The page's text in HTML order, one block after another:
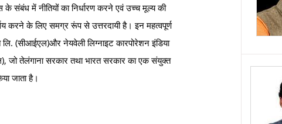
संबंध में नीतियों का निर्धारण करने एवं उच्च मूल्य की
करने के लिए समग्र रूंप से उत्तरदायी है। इन महत्वपूर्ण
लि. (सीआईएल)और नेयवेली लिग्नाइट कारपोरेशन इंडिया
जो तेलंगाना सरकार तथा भारत सरकार का एक संयुक्त
जाता है।